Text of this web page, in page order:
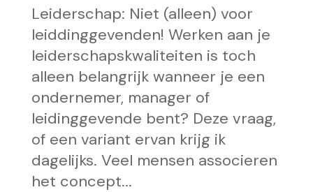
Leiderschap: Niet (alleen) voor
leiddinggevenden! Werken aan je
leiderschapskwaliteiten is toch
alleen belangrijk wanneer je een
ondernemer, manager of
leidinggevende bent? Deze vraag,
of een variant ervan krijg ik
dagelijks. Veel mensen associeren
het concept...